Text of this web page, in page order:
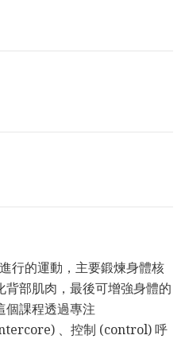
行的運動，主要鍛煉身體核
部肌肉，最後可增強身體的
個課程透過專注
、控制 (control) 呼